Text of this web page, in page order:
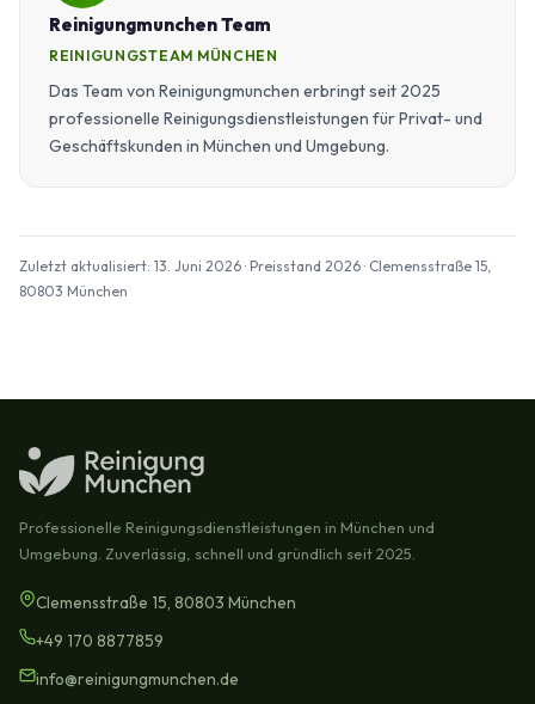
Reinigungmunchen Team
REINIGUNGSTEAM MÜNCHEN
Das Team von Reinigungmunchen erbringt seit 2025
professionelle Reinigungsdienstleistungen für Privat- und
Geschäftskunden in München und Umgebung.
Zuletzt aktualisiert: 13. Juni 2026 · Preisstand 2026 · Clemensstraße 15,
80803 München
Professionelle Reinigungsdienstleistungen in München und
Umgebung. Zuverlässig, schnell und gründlich seit 2025.
Clemensstraße 15, 80803 München
+49 170 8877859
info@reinigungmunchen.de